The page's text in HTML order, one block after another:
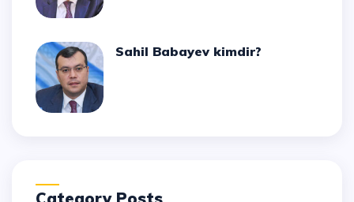
Sahil Babayev kimdir?